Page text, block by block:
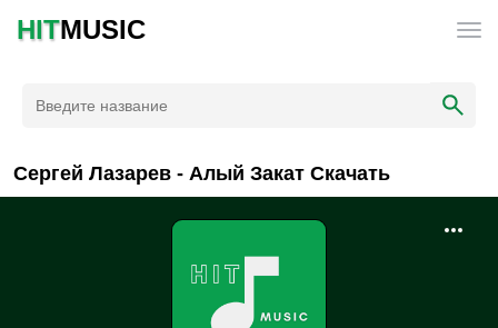
HITMUSIC
Сергей Лазарев - Алый Закат Скачать